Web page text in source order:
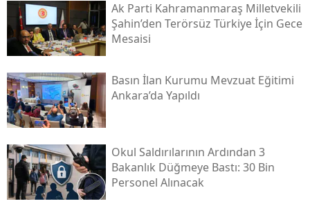
Ak Parti Kahramanmaraş Milletvekili
Şahin’den Terörsüz Türkiye İçin Gece
Mesaisi
Basın İlan Kurumu Mevzuat Eğitimi
Ankara’da Yapıldı
Okul Saldırılarının Ardından 3
Bakanlık Düğmeye Bastı: 30 Bin
Personel Alınacak